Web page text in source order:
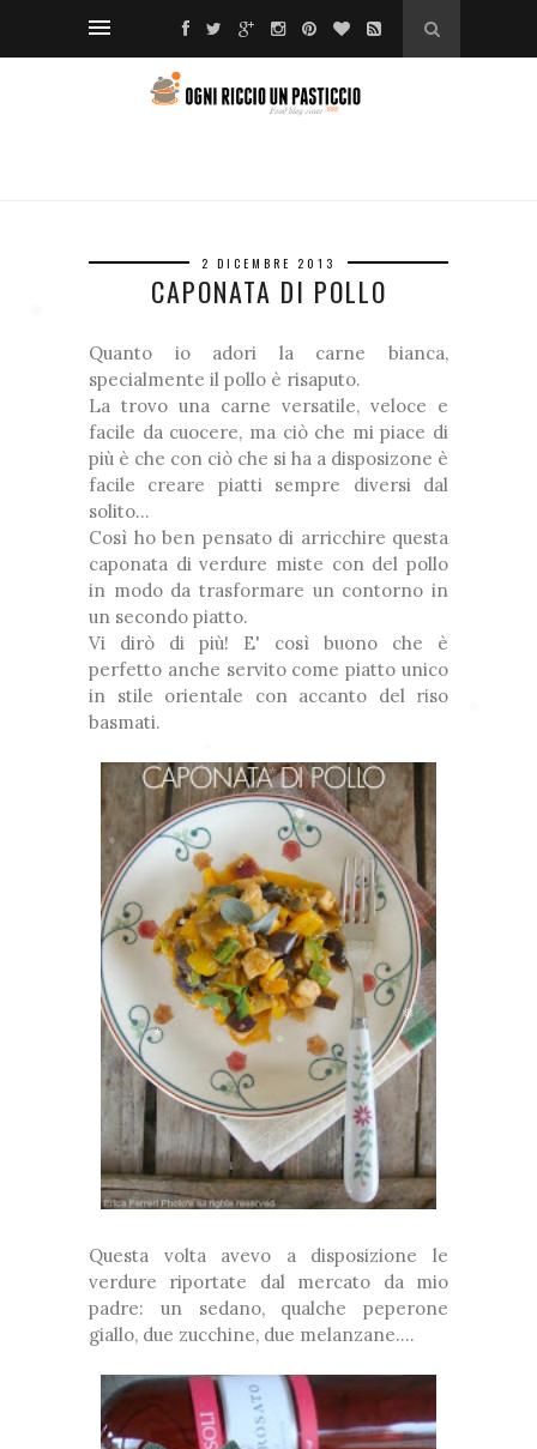
2 DICEMBRE 2013
CAPONATA DI POLLO
Quanto io adori la carne bianca,
specialmente il pollo è risaputo.
La trovo una carne versatile, veloce e
facile da cuocere, ma ciò che mi piace di
più è che con ciò che si ha a disposizone è
facile creare piatti sempre diversi dal
solito...
Così ho ben pensato di arricchire questa
caponata di verdure miste con del pollo
in modo da trasformare un contorno in
un secondo piatto.
Vi dirò di più! E' così buono che è
perfetto anche servito come piatto unico
in stile orientale con accanto del riso
basmati.
Questa volta avevo a disposizione le
verdure riportate dal mercato da mio
padre: un sedano, qualche peperone
giallo, due zucchine, due melanzane....
❅
❅
❅
❅
*
❅
❅
*
❅
❅
*
*
❅
*
❅